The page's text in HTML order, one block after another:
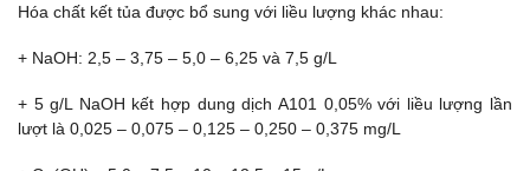
Hóa chất kết tủa được bổ sung với liều lượng khác nhau:
+ NaOH: 2,5 – 3,75 – 5,0 – 6,25 và 7,5 g/L
+ 5 g/L NaOH kết hợp dung dịch A101 0,05% với liều lượng lần
lượt là 0,025 – 0,075 – 0,125 – 0,250 – 0,375 mg/L